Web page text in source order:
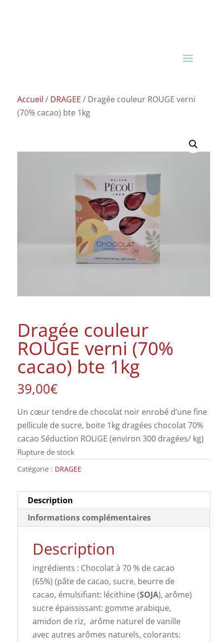
Accueil / DRAGEE / Dragée couleur ROUGE verni
(70% cacao) bte 1kg
Dragée couleur
ROUGE verni (70%
cacao) bte 1kg
39,00€
Un cœur tendre de chocolat noir enrobé d’une fine
pellicule de sucre, boite 1kg dragées chocolat 70%
cacao Séduction ROUGE (environ 300 dragées/ kg)
Rupture de stock
Catégorie : DRAGEE
Description
Informations complémentaires
Description
ingrédients : Chocolat à 70 % de cacao
(65%) (pâte de cacao, sucre, beurre de
cacao, émulsifiant: lécithine (SOJA), arôme)
sucre épaississant: gomme arabique,
amidon de riz, arôme naturel de vanille
avec autres arômes naturels, colorants: